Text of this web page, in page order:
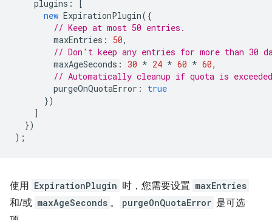
plugins :
[
new ExpirationPlugin({
// Keep at most 50 entries.
maxEntries : 50,
// Don't keep any entries for more than 30
maxAgeSeconds : 30 * 24 * 60 * 60,
// Automatically cleanup if quota is
purgeOnQuotaError :
true
})
]
})
);
使用 ExpirationPlugin 时，您需要设置 maxEntries
和/或 maxAgeSeconds 。 purgeOnQuotaError 是可选